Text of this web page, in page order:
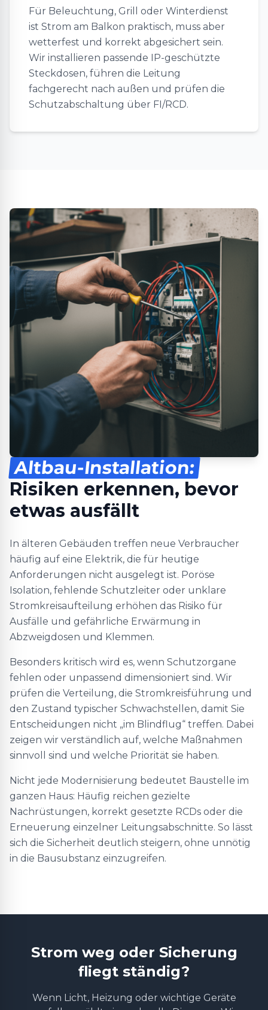
Für Beleuchtung, Grill oder Winterdienst
ist Strom am Balkon praktisch, muss aber
wetterfest und korrekt abgesichert sein.
Wir installieren passende IP-geschützte
Steckdosen, führen die Leitung
fachgerecht nach außen und prüfen die
Schutzabschaltung über FI/RCD.
Altbau-Installation:
Risiken erkennen, bevor
etwas ausfällt
In älteren Gebäuden treffen neue Verbraucher
häufig auf eine Elektrik, die für heutige
Anforderungen nicht ausgelegt ist. Poröse
Isolation, fehlende Schutzleiter oder unklare
Stromkreisaufteilung erhöhen das Risiko für
Ausfälle und gefährliche Erwärmung in
Abzweigdosen und Klemmen.
Besonders kritisch wird es, wenn Schutzorgane
fehlen oder unpassend dimensioniert sind. Wir
prüfen die Verteilung, die Stromkreisführung und
den Zustand typischer Schwachstellen, damit Sie
Entscheidungen nicht „im Blindflug“ treffen. Dabei
zeigen wir verständlich auf, welche Maßnahmen
sinnvoll sind und welche Priorität sie haben.
Nicht jede Modernisierung bedeutet Baustelle im
ganzen Haus: Häufig reichen gezielte
Nachrüstungen, korrekt gesetzte RCDs oder die
Erneuerung einzelner Leitungsabschnitte. So lässt
sich die Sicherheit deutlich steigern, ohne unnötig
in die Bausubstanz einzugreifen.
Strom weg oder Sicherung
fliegt ständig?
Wenn Licht, Heizung oder wichtige Geräte